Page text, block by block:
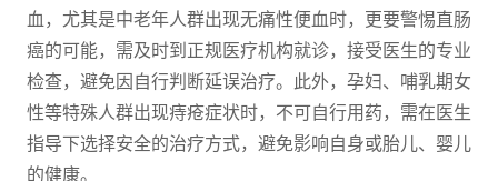
血，尤其是中老年人群出现无痛性便血时，更要警惕直肠
癌的可能，需及时到正规医疗机构就诊，接受医生的专业
检查，避免因自行判断延误治疗。此外，孕妇、哺乳期女
性等特殊人群出现痔疮症状时，不可自行用药，需在医生
指导下选择安全的治疗方式，避免影响自身或胎儿、婴儿
的健康。